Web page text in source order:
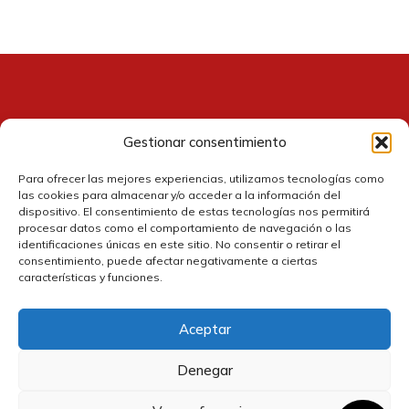
Gestionar consentimiento
Para ofrecer las mejores experiencias, utilizamos tecnologías como
las cookies para almacenar y/o acceder a la información del
dispositivo. El consentimiento de estas tecnologías nos permitirá
procesar datos como el comportamiento de navegación o las
identificaciones únicas en este sitio. No consentir o retirar el
consentimiento, puede afectar negativamente a ciertas
características y funciones.
Aceptar
Denegar
Contacto